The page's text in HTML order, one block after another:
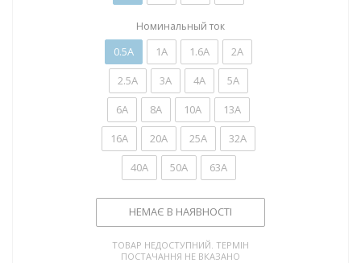
Номинальный ток
0.5А 1А 1.6А
2А
2.5А
3А 4А
5А
6А
8А 10А
13А
16А
20А 25А
32А
40А
50А 63А
НЕМАЄ В НАЯВНОСТІ
ТОВАР НЕДОСТУПНИЙ. ТЕРМІН
ПОСТАЧАННЯ НЕ ВКАЗАНО